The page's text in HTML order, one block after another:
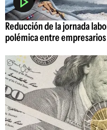
Reducción de la jornada
polémica entre